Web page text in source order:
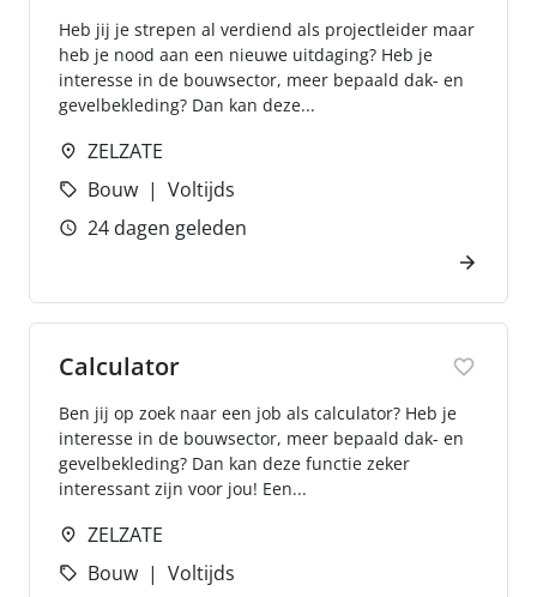
Heb jij je strepen al verdiend als projectleider maar
heb je nood aan een nieuwe uitdaging? Heb je
interesse in de bouwsector, meer bepaald dak- en
gevelbekleding? Dan kan deze...
ZELZATE
Bouw
Voltijds
24 dagen geleden
Calculator
Ben jij op zoek naar een job als calculator? Heb je
interesse in de bouwsector, meer bepaald dak- en
gevelbekleding? Dan kan deze functie zeker
interessant zijn voor jou! Een...
ZELZATE
Bouw
Voltijds